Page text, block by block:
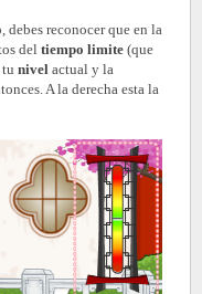
reconocer que en la
del tiempo limite (que
nivel actual y la
A la derecha esta la